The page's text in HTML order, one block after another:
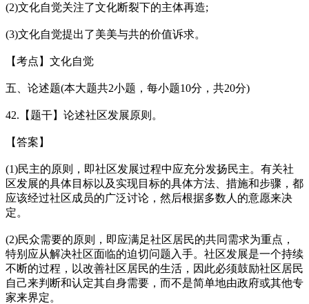
(2)文化自觉关注了文化断裂下的主体再造;
(3)文化自觉提出了美美与共的价值诉求。
【考点】文化自觉
五、论述题(本大题共2小题，每小题10分，共20分)
42.【题干】论述社区发展原则。
【答案】
(1)民主的原则，即社区发展过程中应充分发扬民主。有关社
区发展的具体目标以及实现目标的具体方法、措施和步骤，都
应该经过社区成员的广泛讨论，然后根据多数人的意愿来决
定。
(2)民众需要的原则，即应满足社区居民的共同需求为重点，
特别应从解决社区面临的迫切问题入手。社区发展是一个持续
不断的过程，以改善社区居民的生活，因此必须鼓励社区居民
自己来判断和认定其自身需要，而不是简单地由政府或其他专
家来界定。